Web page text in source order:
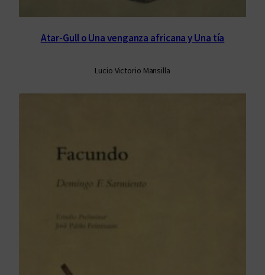
Atar-Gull o Una venganza africana y Una tía
Lucio Victorio Mansilla